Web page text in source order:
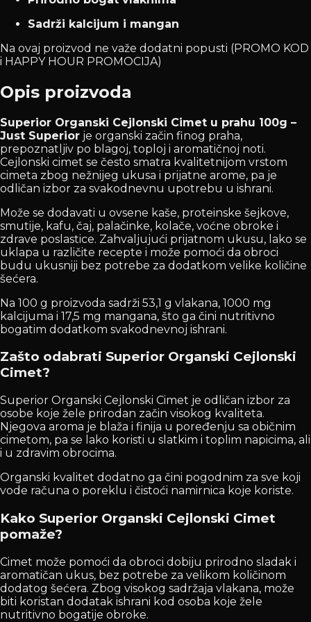
Sadrži kalcijum i mangan
Na ovaj proizvod ne važe dodatni popusti (PROMO KOD
i HAPPY HOUR PROMOCIJA)
Opis proizvoda
Superior Organski Cejlonski Cimet u prahu 100g –
Just Superior je organski začin finog praha,
prepoznatljiv po blagoj, toploj i aromatičnoj noti.
Cejlonski cimet se često smatra kvalitetnijom vrstom
cimeta zbog nežnijeg ukusa i prijatne arome, pa je
odličan izbor za svakodnevnu upotrebu u ishrani.
Može se dodavati u ovsene kaše, proteinske šejkove,
smutije, kafu, čaj, palačinke, kolače, voćne obroke i
zdrave poslastice. Zahvaljujući prijatnom ukusu, lako se
uklapa u različite recepte i može pomoći da obroci
budu ukusniji bez potrebe za dodatkom velike količine
šećera.
Na 100 g proizvoda sadrži 53,1 g vlakana, 1000 mg
kalcijuma i 17,5 mg mangana, što ga čini nutritivno
bogatim dodatkom svakodnevnoj ishrani.
Zašto odabrati Superior Organski Cejlonski
Cimet?
Superior Organski Cejlonski Cimet je odličan izbor za
osobe koje žele prirodan začin visokog kvaliteta.
Njegova aroma je blaža i finija u poređenju sa običnim
cimetom, pa se lako koristi u slatkim i toplim napicima, ali
i u zdravim obrocima.
Organski kvalitet dodatno ga čini pogodnim za sve koji
vode računa o poreklu i čistoći namirnica koje koriste.
Kako Superior Organski Cejlonski Cimet
pomaže?
Cimet može pomoći da obroci dobiju prirodno sladak i
aromatičan ukus, bez potrebe za velikom količinom
dodatog šećera. Zbog visokog sadržaja vlakana, može
biti koristan dodatak ishrani kod osoba koje žele
nutritivno bogatije obroke.